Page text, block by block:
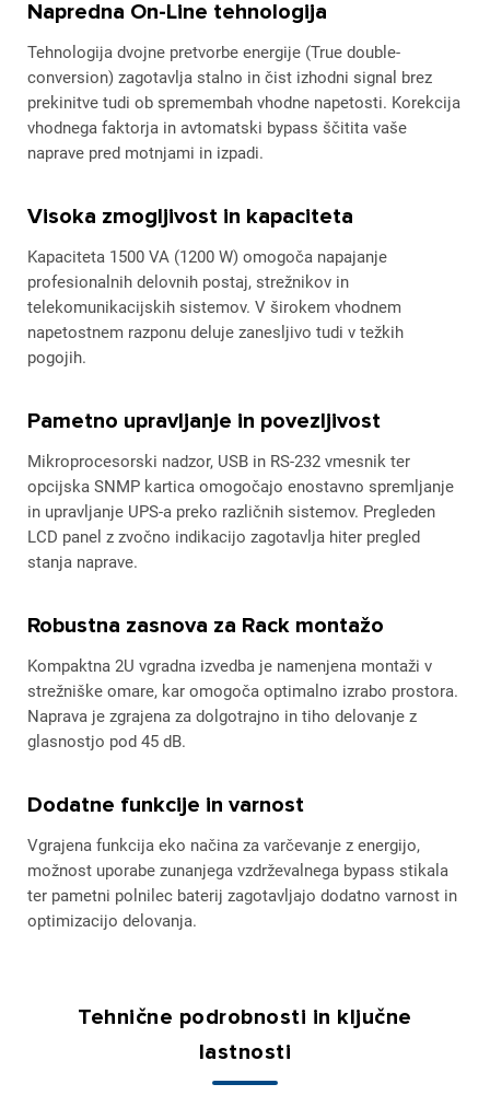
Napredna On-Line tehnologija
Tehnologija dvojne pretvorbe energije (True double-
conversion) zagotavlja stalno in čist izhodni signal brez
prekinitve tudi ob spremembah vhodne napetosti. Korekcija
vhodnega faktorja in avtomatski bypass ščitita vaše
naprave pred motnjami in izpadi.
Visoka zmogljivost in kapaciteta
Kapaciteta 1500 VA (1200 W) omogoča napajanje
profesionalnih delovnih postaj, strežnikov in
telekomunikacijskih sistemov. V širokem vhodnem
napetostnem razponu deluje zanesljivo tudi v težkih
pogojih.
Pametno upravljanje in povezljivost
Mikroprocesorski nadzor, USB in RS-232 vmesnik ter
opcijska SNMP kartica omogočajo enostavno spremljanje
in upravljanje UPS-a preko različnih sistemov. Pregleden
LCD panel z zvočno indikacijo zagotavlja hiter pregled
stanja naprave.
Robustna zasnova za Rack montažo
Kompaktna 2U vgradna izvedba je namenjena montaži v
strežniške omare, kar omogoča optimalno izrabo prostora.
Naprava je zgrajena za dolgotrajno in tiho delovanje z
glasnostjo pod 45 dB.
Dodatne funkcije in varnost
Vgrajena funkcija eko načina za varčevanje z energijo,
možnost uporabe zunanjega vzdrževalnega bypass stikala
ter pametni polnilec baterij zagotavljajo dodatno varnost in
optimizacijo delovanja.
Tehnične podrobnosti in ključne
lastnosti